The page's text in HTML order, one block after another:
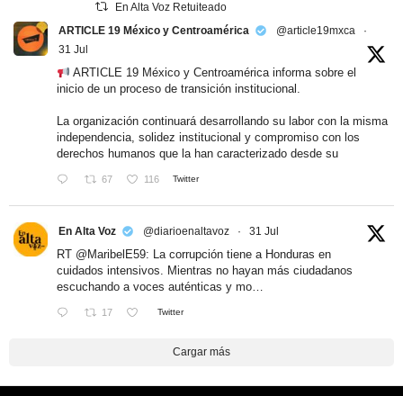
En Alta Voz Retuiteado
ARTICLE 19 México y Centroamérica
@article19mxca
·
31 Jul
ARTICLE 19 México y Centroamérica informa sobre el
inicio de un proceso de transición institucional.
La organización continuará desarrollando su labor con la misma
independencia, solidez institucional y compromiso con los
derechos humanos que la han caracterizado desde su
67 116 Twitter
En Alta Voz @diarioenaltavoz · 31 Jul
RT @MaribelE59: La corrupción tiene a Honduras en
cuidados intensivos. Mientras no hayan más ciudadanos
escuchando a voces auténticas y mo…
17 Twitter
Cargar más